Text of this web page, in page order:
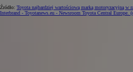
Źródło: Toyota najbardziej wartościową marką motoryzacyjną
Interbrand - Toyotanews.eu - Newsroom Toyota Central Europe.